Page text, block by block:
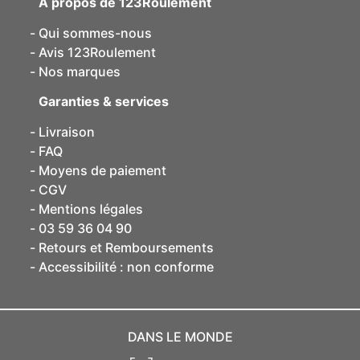
les courroies : dentée, hexagonale, poly-v,
trapézoïdale
lesplots antivibration
pied machine, diabolos, PF, PFP,
extérieur
bronze, circlips intérieur, rondelles de butée,
bagues lisse, E-clip, bague bronze à
collerette, bague intérieure, rondelles frein,
écrous, colles et adhésifs, frein filet,
dégrippant WD40
PAF, graisses, pinces de montage.
Qui sommes-nous
Avis 123Roulement
Nos marques
Garanties & services
Livraison
FAQ
Moyens de paiement
CGV
Mentions légales
03 59 36 04 90
Retours et Remboursements
Accessibilité : non conforme
DANS LE MONDE